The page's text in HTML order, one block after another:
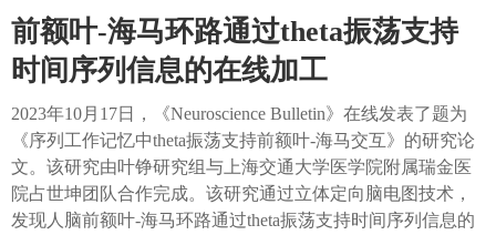
前额叶-海马环路通过theta振荡支持
时间序列信息的在线加工
2023年10月17日，《Neuroscience Bulletin》在线发表了题为
《序列工作记忆中theta振荡支持前额叶-海马交互》的研究论
文。该研究由叶铮研究组与上海交通大学医学院附属瑞金医
院占世坤团队合作完成。该研究通过立体定向脑电图技术，
发现人脑前额叶-海马环路通过theta振荡支持时间序列信息的